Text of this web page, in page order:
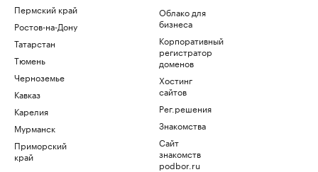
Пермский край
Ростов-на-Дону
Татарстан
Тюмень
Черноземье
Кавказ
Карелия
Мурманск
Приморский
край
Облако для
бизнеса
Корпоративный
регистратор
доменов
Хостинг
сайтов
Рег.решения
Знакомства
Сайт
знакомств
podbor.ru